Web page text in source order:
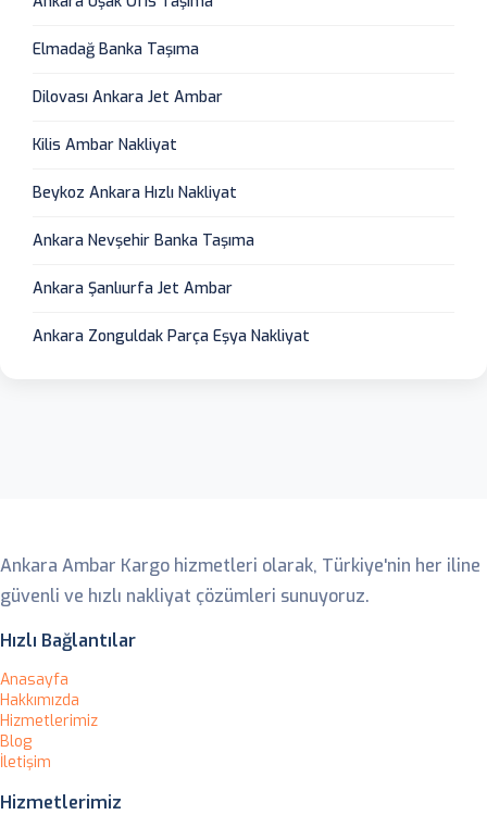
Elmadağ Banka Taşıma
Dilovası Ankara Jet Ambar
Kilis Ambar Nakliyat
Beykoz Ankara Hızlı Nakliyat
Ankara Nevşehir Banka Taşıma
Ankara Şanlıurfa Jet Ambar
Ankara Zonguldak Parça Eşya Nakliyat
Ankara Ambar Kargo hizmetleri olarak, Türkiye'nin her iline
güvenli ve hızlı nakliyat çözümleri sunuyoruz.
Hızlı Bağlantılar
Anasayfa
Hakkımızda
Hizmetlerimiz
Blog
İletişim
Hizmetlerimiz